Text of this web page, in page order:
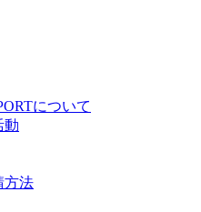
について
動
方法